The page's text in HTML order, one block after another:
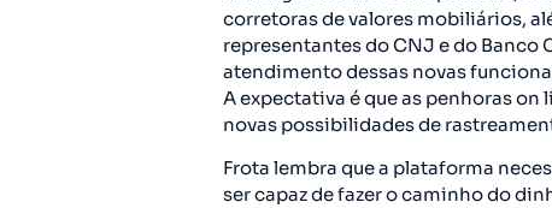
corretoras de valores mobiliários,
representantes do CNJ e do Banco
atendimento dessas novas
A expectativa é que as penhoras on
novas possibilidades de
Frota lembra que a plataforma
ser capaz de fazer o caminho do